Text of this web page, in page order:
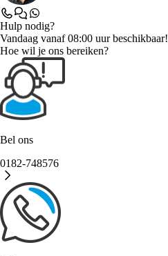
Hulp nodig?
Vandaag vanaf 08:00 uur beschikbaar!
Hoe wil je ons bereiken?
Bel ons
0182-748576